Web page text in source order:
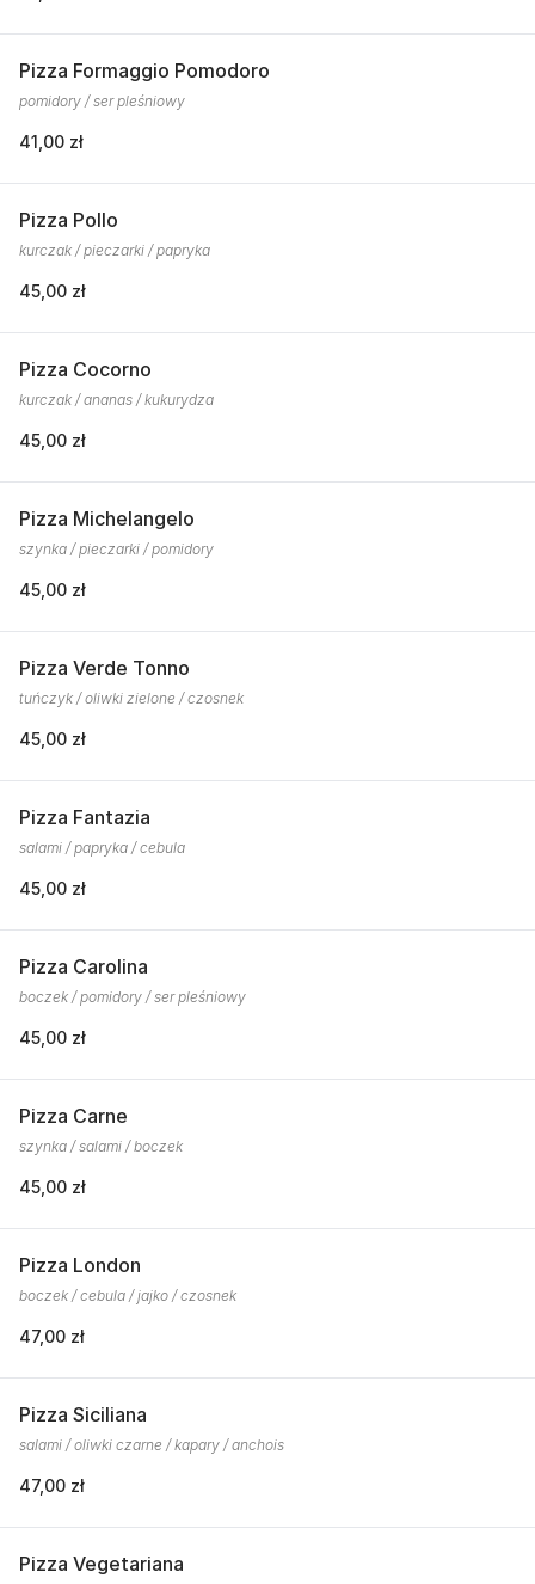
Pizza Formaggio Pomodoro
pomidory / ser pleśniowy
41,00 zł
Pizza Pollo
kurczak / pieczarki / papryka
45,00 zł
Pizza Cocorno
kurczak / ananas / kukurydza
45,00 zł
Pizza Michelangelo
szynka / pieczarki / pomidory
45,00 zł
Pizza Verde Tonno
tuńczyk / oliwki zielone / czosnek
45,00 zł
Pizza Fantazia
salami / papryka / cebula
45,00 zł
Pizza Carolina
boczek / pomidory / ser pleśniowy
45,00 zł
Pizza Carne
szynka / salami / boczek
45,00 zł
Pizza London
boczek / cebula / jajko / czosnek
47,00 zł
Pizza Siciliana
salami / oliwki czarne / kapary / anchois
47,00 zł
Pizza Vegetariana